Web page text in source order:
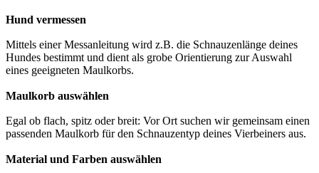
Hund vermessen
Mittels einer Messanleitung wird z.B. die Schnauzenlänge deines
Hundes bestimmt und dient als grobe Orientierung zur Auswahl
eines geeigneten Maulkorbs.
Maulkorb auswählen
Egal ob flach, spitz oder breit: Vor Ort suchen wir gemeinsam einen
passenden Maulkorb für den Schnauzentyp deines Vierbeiners aus.
Material und Farben auswählen